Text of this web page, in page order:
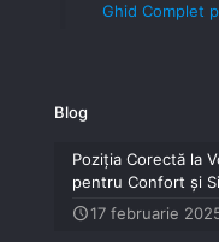
Ghid Complet
Blog
Poziția Corectă la
pentru Confort și
17 februarie